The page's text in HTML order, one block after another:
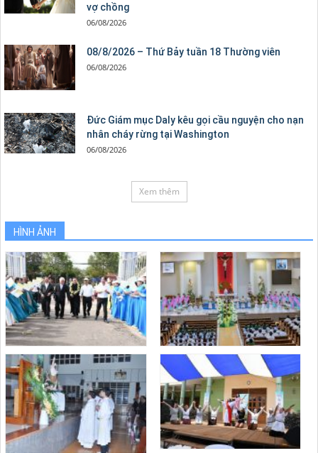
vợ chồng
06/08/2026
08/8/2026 – Thứ Bảy tuần 18 Thường viên
06/08/2026
Đức Giám mục Daly kêu gọi cầu nguyện cho nạn
nhân cháy rừng tại Washington
06/08/2026
Xem thêm
HÌNH ẢNH